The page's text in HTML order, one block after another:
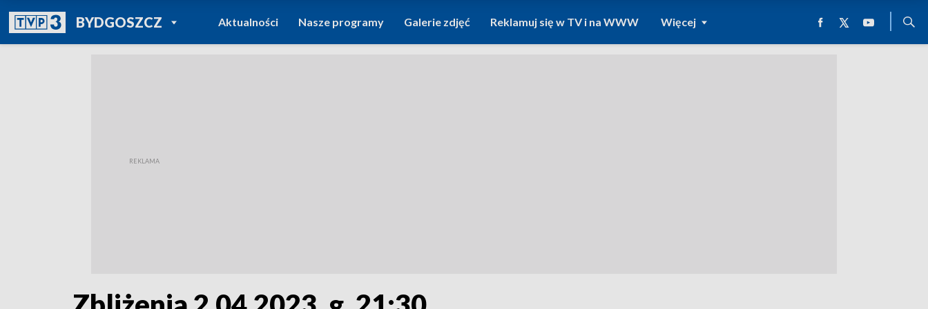
BYDGOSZCZPOWRÓT DO
TVP REGIONY
Aktualności Nasze programy Galerie zdjęć Reklamuj się w TV i na WWW Więcej